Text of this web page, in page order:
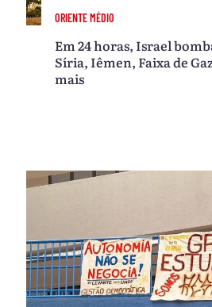
ORIENTE MÉDIO
Em 24 horas, Israel
Síria, Iêmen, Faixa de
mais